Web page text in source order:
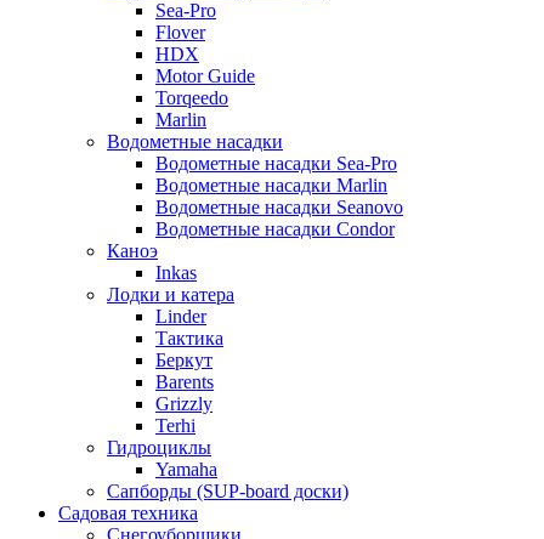
Sea-Pro
Flover
HDX
Motor Guide
Torqeedo
Marlin
Водометные насадки
Водометные насадки Sea-Pro
Водометные насадки Marlin
Водометные насадки Seanovo
Водометные насадки Condor
Каноэ
Inkas
Лодки и катера
Linder
Тактика
Беркут
Barents
Grizzly
Terhi
Гидроциклы
Yamaha
Сапборды (SUP-board доски)
Садовая техника
Снегоуборщики